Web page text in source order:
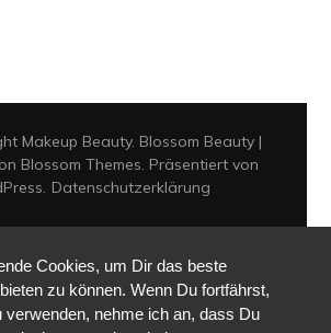
Makeup Beauty. Blossom Beauty |
Blossom Themes. Präsentiert von
. Datenschutzerklärung
Cookies, um Dir das beste
zu können. Wenn Du fortfährst,
verwenden, nehme ich an, dass Du